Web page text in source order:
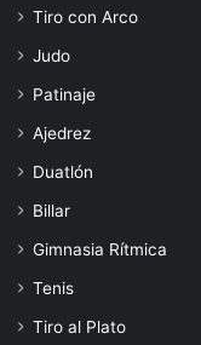
Tiro con Arco
Judo
Patinaje
Ajedrez
Duatlón
Billar
Gimnasia Rítmica
Tenis
Tiro al Plato